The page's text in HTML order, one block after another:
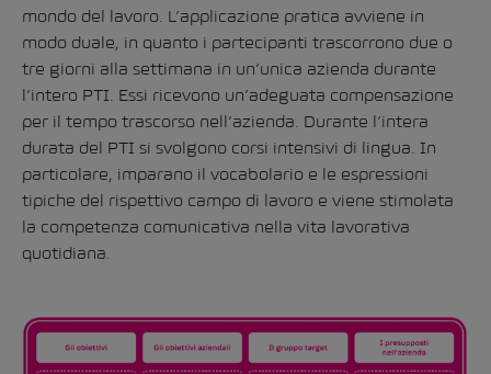
mondo del lavoro. L’applicazione pratica avviene in
modo duale, in quanto i partecipanti trascorrono due o
tre giorni alla settimana in un’unica azienda durante
l’intero PTI. Essi ricevono un’adeguata compensazione
per il tempo trascorso nell’azienda. Durante l’intera
durata del PTI si svolgono corsi intensivi di lingua. In
particolare, imparano il vocabolario e le espressioni
tipiche del rispettivo campo di lavoro e viene stimolata
la competenza comunicativa nella vita lavorativa
quotidiana.